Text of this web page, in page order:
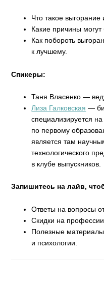
Что такое выгорание
Какие причины могут
Как побороть
к лучшему.
Спикеры:
Таня Власенко —
Лиза Галковская —
специализируется
по первому
является там
технологического
в клубе выпускников.
Запишитесь на лайв,
Ответы на вопросы
Скидки на профессии
Полезные
и психологии.